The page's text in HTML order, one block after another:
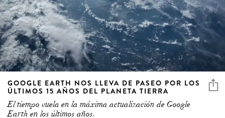
GOOGLE EARTH NOS LLEVA DE PASEO POR LOS
ÚLTIMOS 15 AÑOS DEL PLANETA TIERRA
El tiempo vuela en la máxima actualización de Google
Earth en los últimos años.